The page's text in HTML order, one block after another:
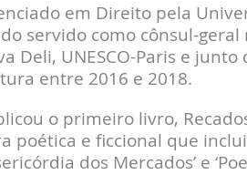
em Direito pela
servido como cônsul-
Deli, UNESCO-Paris e
entre 2016 e 2018.
o primeiro livro,
poética e ficcional que inclui
dos Mercados’ e